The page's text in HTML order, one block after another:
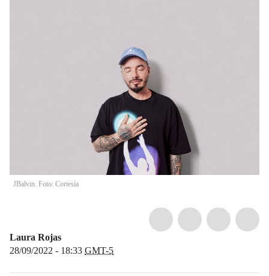
JBalvin. Foto: Cortesía
Laura Rojas
28/09/2022 - 18:33 GMT-5